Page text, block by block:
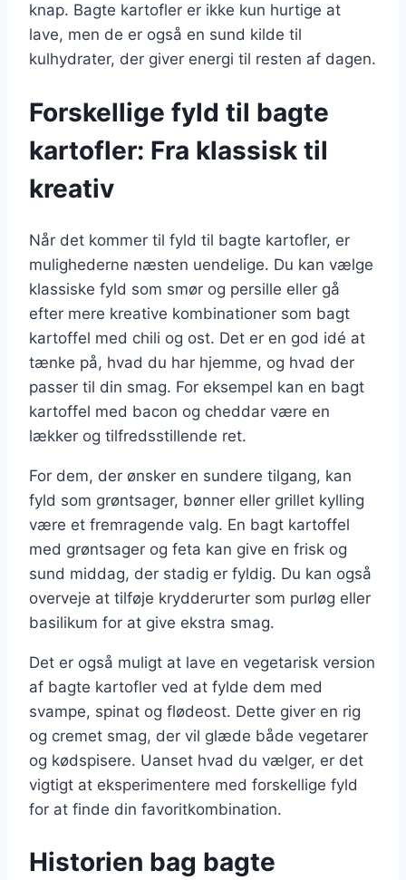
knap. Bagte kartofler er ikke kun hurtige at
lave, men de er også en sund kilde til
kulhydrater, der giver energi til resten af dagen.
Forskellige fyld til bagte
kartofler: Fra klassisk til
kreativ
Når det kommer til fyld til bagte kartofler, er
mulighederne næsten uendelige. Du kan vælge
klassiske fyld som smør og persille eller gå
efter mere kreative kombinationer som bagt
kartoffel med chili og ost. Det er en god idé at
tænke på, hvad du har hjemme, og hvad der
passer til din smag. For eksempel kan en bagt
kartoffel med bacon og cheddar være en
lækker og tilfredsstillende ret.
For dem, der ønsker en sundere tilgang, kan
fyld som grøntsager, bønner eller grillet kylling
være et fremragende valg. En bagt kartoffel
med grøntsager og feta kan give en frisk og
sund middag, der stadig er fyldig. Du kan også
overveje at tilføje krydderurter som purløg eller
basilikum for at give ekstra smag.
Det er også muligt at lave en vegetarisk version
af bagte kartofler ved at fylde dem med
svampe, spinat og flødeost. Dette giver en rig
og cremet smag, der vil glæde både vegetarer
og kødspisere. Uanset hvad du vælger, er det
vigtigt at eksperimentere med forskellige fyld
for at finde din favoritkombination.
Historien bag bagte